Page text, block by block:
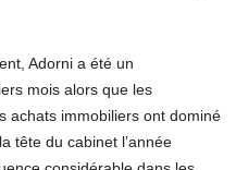
Adorni a été un
mois alors que les
achats immobiliers ont dominé
tête du cabinet l’année